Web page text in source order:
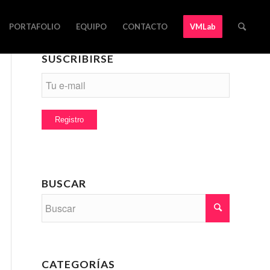
PORTAFOLIO EQUIPO CONTACTO VMLab
SUSCRIBIRSE
BUSCAR
CATEGORÍAS